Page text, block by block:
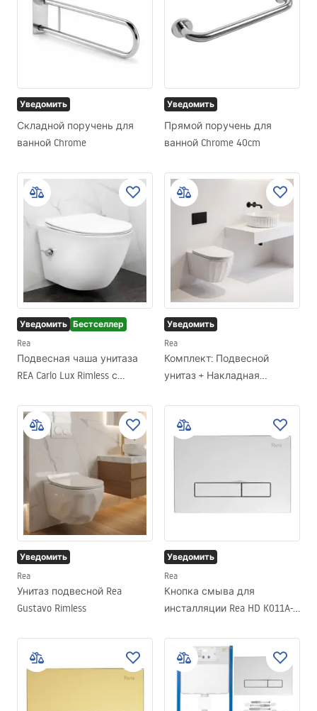
Уведомить
Складной поручень для
ванной Chrome
Уведомить
Прямой поручень для
ванной Chrome 40cm
Уведомить Бестселлер
Rea
Подвесная чаша унитаза
REA Carlo Lux Rimless с
Уведомить
Rea
Комплект: Подвесной
унитаз + Накладная
Уведомить
Rea
Унитаз подвесной Rea
Gustavo Rimless
Уведомить
Rea
Кнопка смыва для
инсталляции Rea HD K011A-Q